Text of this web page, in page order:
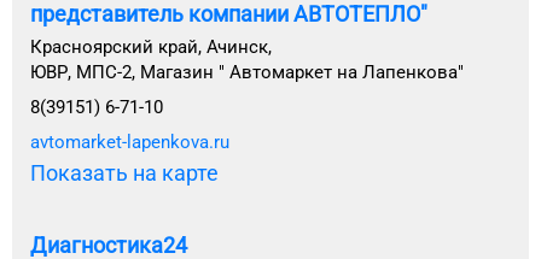
представитель компании АВТОТЕПЛО"
Красноярский край, Ачинск,
ЮВР, МПС-2, Магазин " Автомаркет на Лапенкова"
8(39151) 6-71-10
avtomarket-lapenkova.ru
Показать на карте
Диагностика24